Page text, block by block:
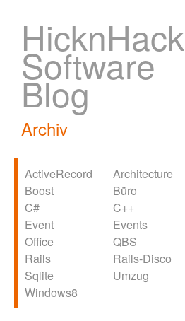
HicknHack
Software
Blog
Archiv
ActiveRecord Architecture
Boost
Büro
C#
C++
Event
Events
Office
QBS
Rails
Rails-Disco
Sqlite
Umzug
Windows8